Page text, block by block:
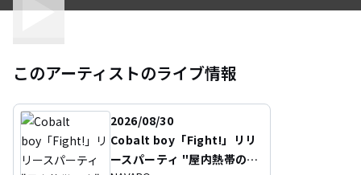
このアーティストのライブ情報
2026/08/30
Cobalt boy「Fight!」リリ
ースパーティ "屋内熱帯の